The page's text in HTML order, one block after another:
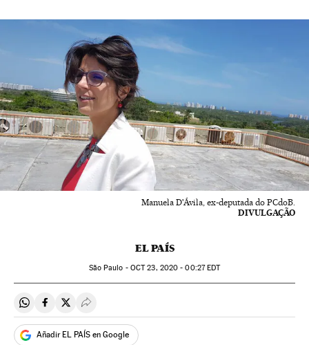
Manuela D'Ávila, ex-deputada do PCdoB.
DIVULGAÇÃO
EL PAÍS
São Paulo - OCT23, 2020 - 00:27EDT
Compartir en Whatsapp
Compartir en Facebook
Compartir en Twitter
Desplegar Redes Sociales
Añadir EL PAÍS en Google